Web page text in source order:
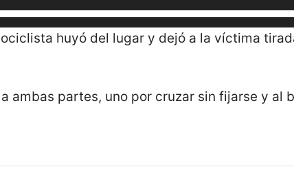
huyó del lugar y dejó a la víctima
ambas partes, uno por cruzar sin fijarse y al